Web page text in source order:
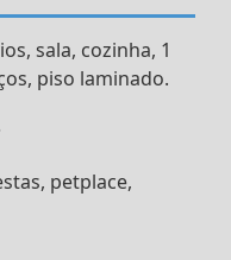
sala, cozinha, 1
piso laminado.
petplace,